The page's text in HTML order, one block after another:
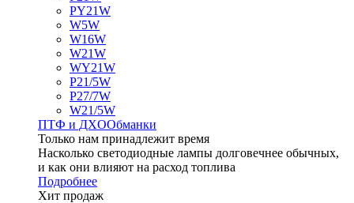
PY21W
W5W
W16W
W21W
WY21W
P21/5W
P27/7W
W21/5W
ПТФ и ДXООбманки
Только нам принадлежит время
Насколько светодиодные лампы долговечнее обычных,
и как они влияют на расход топлива
Подробнее
Хит продаж